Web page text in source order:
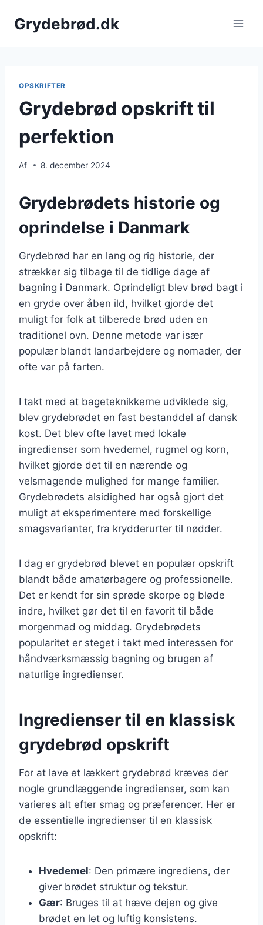
Grydebrød.dk
OPSKRIFTER
Grydebrød opskrift til
perfektion
Af 8. december 2024
Grydebrødets historie og
oprindelse i Danmark
Grydebrød har en lang og rig historie, der
strækker sig tilbage til de tidlige dage af
bagning i Danmark. Oprindeligt blev brød bagt i
en gryde over åben ild, hvilket gjorde det
muligt for folk at tilberede brød uden en
traditionel ovn. Denne metode var især
populær blandt landarbejdere og nomader, der
ofte var på farten.
I takt med at bageteknikkerne udviklede sig,
blev grydebrødet en fast bestanddel af dansk
kost. Det blev ofte lavet med lokale
ingredienser som hvedemel, rugmel og korn,
hvilket gjorde det til en nærende og
velsmagende mulighed for mange familier.
Grydebrødets alsidighed har også gjort det
muligt at eksperimentere med forskellige
smagsvarianter, fra krydderurter til nødder.
I dag er grydebrød blevet en populær opskrift
blandt både amatørbagere og professionelle.
Det er kendt for sin sprøde skorpe og bløde
indre, hvilket gør det til en favorit til både
morgenmad og middag. Grydebrødets
popularitet er steget i takt med interessen for
håndværksmæssig bagning og brugen af
naturlige ingredienser.
Ingredienser til en klassisk
grydebrød opskrift
For at lave et lækkert grydebrød kræves der
nogle grundlæggende ingredienser, som kan
varieres alt efter smag og præferencer. Her er
de essentielle ingredienser til en klassisk
opskrift:
Hvedemel: Den primære ingrediens, der
giver brødet struktur og tekstur.
Gær: Bruges til at hæve dejen og give
brødet en let og luftig konsistens.